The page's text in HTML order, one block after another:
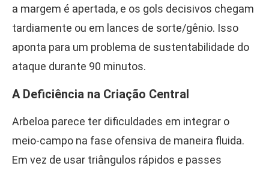
a margem é apertada, e os gols decisivos chegam
tardiamente ou em lances de sorte/gênio. Isso
aponta para um problema de sustentabilidade do
ataque durante 90 minutos.
A Deficiência na Criação Central
Arbeloa parece ter dificuldades em integrar o
meio-campo na fase ofensiva de maneira fluida.
Em vez de usar triângulos rápidos e passes